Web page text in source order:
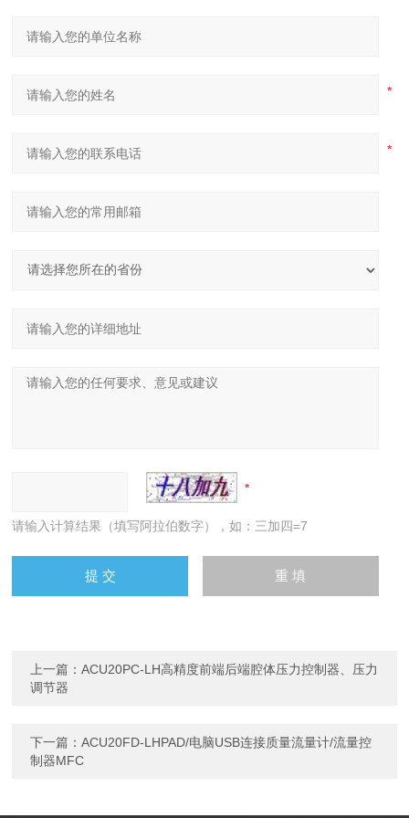
请输入计算结果（填写阿拉伯数字），如：三加四=7
上一篇：ACU20PC-LH高精度前端后端腔体压力控制器、压力
调节器
下一篇：ACU20FD-LHPAD/电脑USB连接质量流量计/流量控
制器MFC